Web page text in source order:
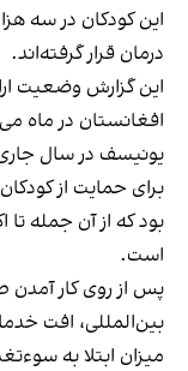
درمان قرار گرفته‌اند.
این گزارش وضعیت
افغانستان در ماه
برای حمایت از
است.
بین‌المللی، افت
میزان ابتلا به